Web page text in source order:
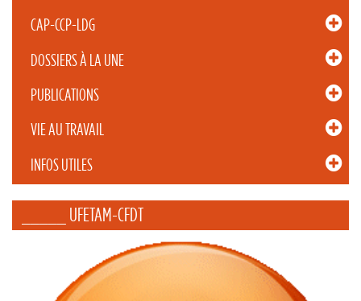
CAP-CCP-LDG
DOSSIERS À LA UNE
PUBLICATIONS
VIE AU TRAVAIL
INFOS UTILES
_____ UFETAM-CFDT